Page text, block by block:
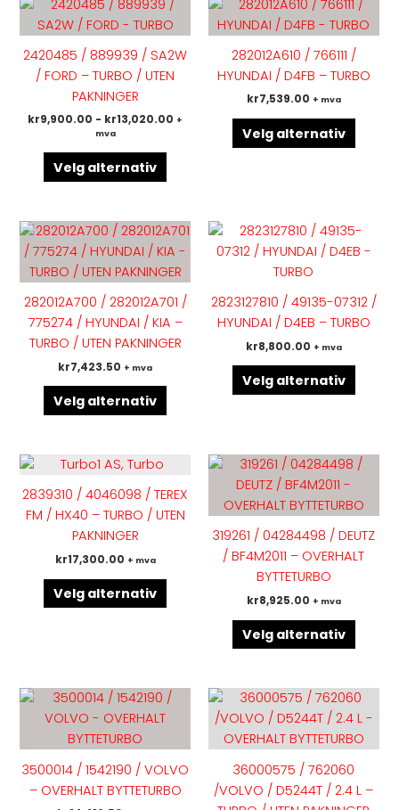
2420485 / 889939 / SA2W
/ FORD – TURBO / UTEN
PAKNINGER
kr9,900.00 - kr13,020.00 +
mva
Velg alternativ
produktet
flere
varianter.
Alternativene
kan
produktsiden
282012A610 / 766111 /
HYUNDAI / D4FB – TURBO
kr7,539.00 + mva
Velg alternativ
har
velges
282012A700 / 282012A701 /
775274 / HYUNDAI / KIA –
TURBO / UTEN PAKNINGER
kr7,423.50 + mva
Velg alternativ
Dette
produktet
har
flere
varianter.
Alternativene
kan
produktsiden
2823127810 / 49135-07312 /
HYUNDAI / D4EB – TURBO
kr8,800.00 + mva
Velg alternativ
Dette
flere
på
2839310 / 4046098 / TEREX
FM / HX40 – TURBO / UTEN
PAKNINGER
kr17,300.00 + mva
Velg alternativ
har
flere
varianter.
Alternativene
velges
produktsiden
319261 / 04284498 / DEUTZ
/ BF4M2011 – OVERHALT
BYTTETURBO
kr8,925.00 + mva
Velg alternativ
Dette
har
3500014 / 1542190 / VOLVO
– OVERHALT BYTTETURBO
Dette
produktet
varianter.
Alternativene
36000575 / 762060
/VOLVO / D5244T / 2.4 L –
Dette
har